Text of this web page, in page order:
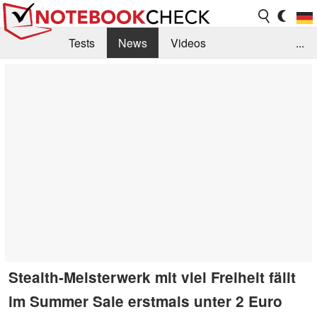
Tests News
Videos
...
Stealth-Meisterwerk mit viel Freiheit fällt
im Summer Sale erstmals unter 2 Euro